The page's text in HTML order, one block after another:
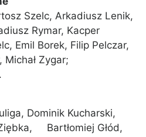
Szelc, Arkadiusz Lenik,
Rymar, Kacper
Emil Borek, Filip Pelczar,
Michał Zygar;
Dominik Kucharski,
Bartłomiej Głód,